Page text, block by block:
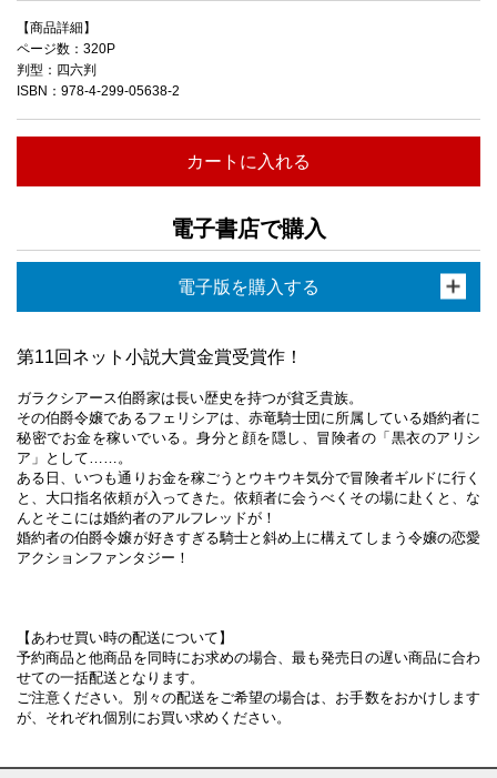
【商品詳細】
ページ数：320P
判型：四六判
ISBN：978-4-299-05638-2
カートに入れる
電子書店で購入
電子版を購入する
第11回ネット小説大賞金賞受賞作！
ガラクシアース伯爵家は長い歴史を持つが貧乏貴族。
その伯爵令嬢であるフェリシアは、赤竜騎士団に所属している婚約者に
秘密でお金を稼いでいる。身分と顔を隠し、冒険者の「黒衣のアリシ
ア」として……。
ある日、いつも通りお金を稼ごうとウキウキ気分で冒険者ギルドに行く
と、大口指名依頼が入ってきた。依頼者に会うべくその場に赴くと、な
んとそこには婚約者のアルフレッドが！
婚約者の伯爵令嬢が好きすぎる騎士と斜め上に構えてしまう令嬢の恋愛
アクションファンタジー！
【あわせ買い時の配送について】
予約商品と他商品を同時にお求めの場合、最も発売日の遅い商品に合わ
せての一括配送となります。
ご注意ください。別々の配送をご希望の場合は、お手数をおかけします
が、それぞれ個別にお買い求めください。